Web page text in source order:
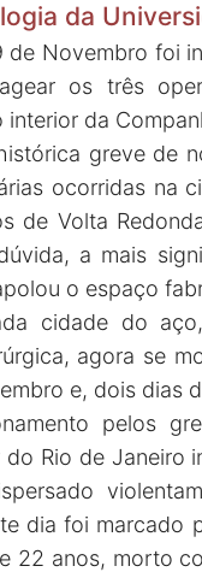
da
de Novembro foi
os três
interior da
greve de
ocorridas na
de Volta
a mais
o espaço
cidade do
agora se
e, dois dias
pelos
Rio de Janeiro
dia foi
22 anos, morto